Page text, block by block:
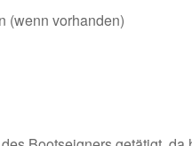
(wenn vorhanden)